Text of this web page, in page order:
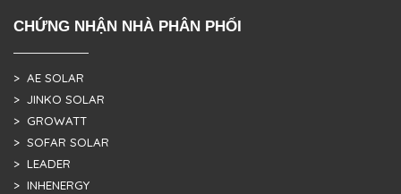
CHỨNG NHẬN NHÀ PHÂN PHỐI
> AE SOLAR
> JINKO SOLAR
> GROWATT
> SOFAR SOLAR
> LEADER
> INHENERGY